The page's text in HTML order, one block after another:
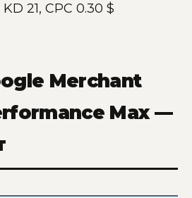
21, CPC 0.30 $
Merchant
Max —